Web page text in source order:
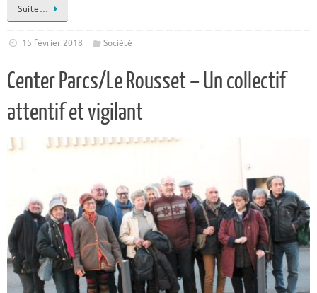
Suite…
15 février 2018 Société
Center Parcs/Le Rousset – Un collectif
attentif et vigilant